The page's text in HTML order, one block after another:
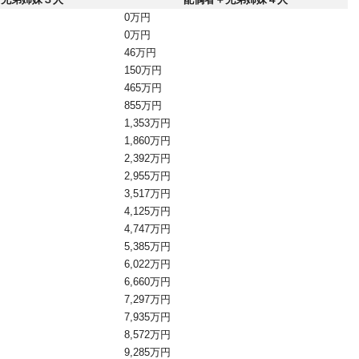
0万円
0万円
46万円
150万円
465万円
855万円
1,353万円
1,860万円
2,392万円
2,955万円
3,517万円
4,125万円
4,747万円
5,385万円
6,022万円
6,660万円
7,297万円
7,935万円
8,572万円
9,285万円